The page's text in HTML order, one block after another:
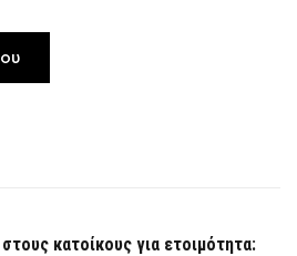
κατοίκους για ετοιμότητα: